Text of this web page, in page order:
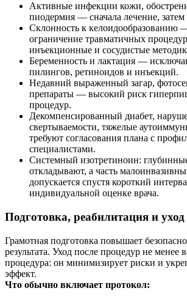
Активные инфекции кожи,
пиодермия — сначала лечение, затем
Склонность к келоидообразованию
ограничение травматичных
инъекционные и сосудистые
Беременность и лактация —
пилингов, ретиноидов и инъекций.
Недавний выраженный загар,
препараты — высокий риск
процедур.
Декомпенсированный диабет,
свертываемости, тяжелые
требуют согласования плана с
специалистами.
Системный изотретиноин:
откладывают, а часть
допускается спустя короткий
индивидуальной оценке врача.
Подготовка, реабилитация и уход
Грамотная подготовка повышает
результата. Уход после процедур не менее
процедура: он минимизирует риски и
эффект.
Что обычно включает протокол: